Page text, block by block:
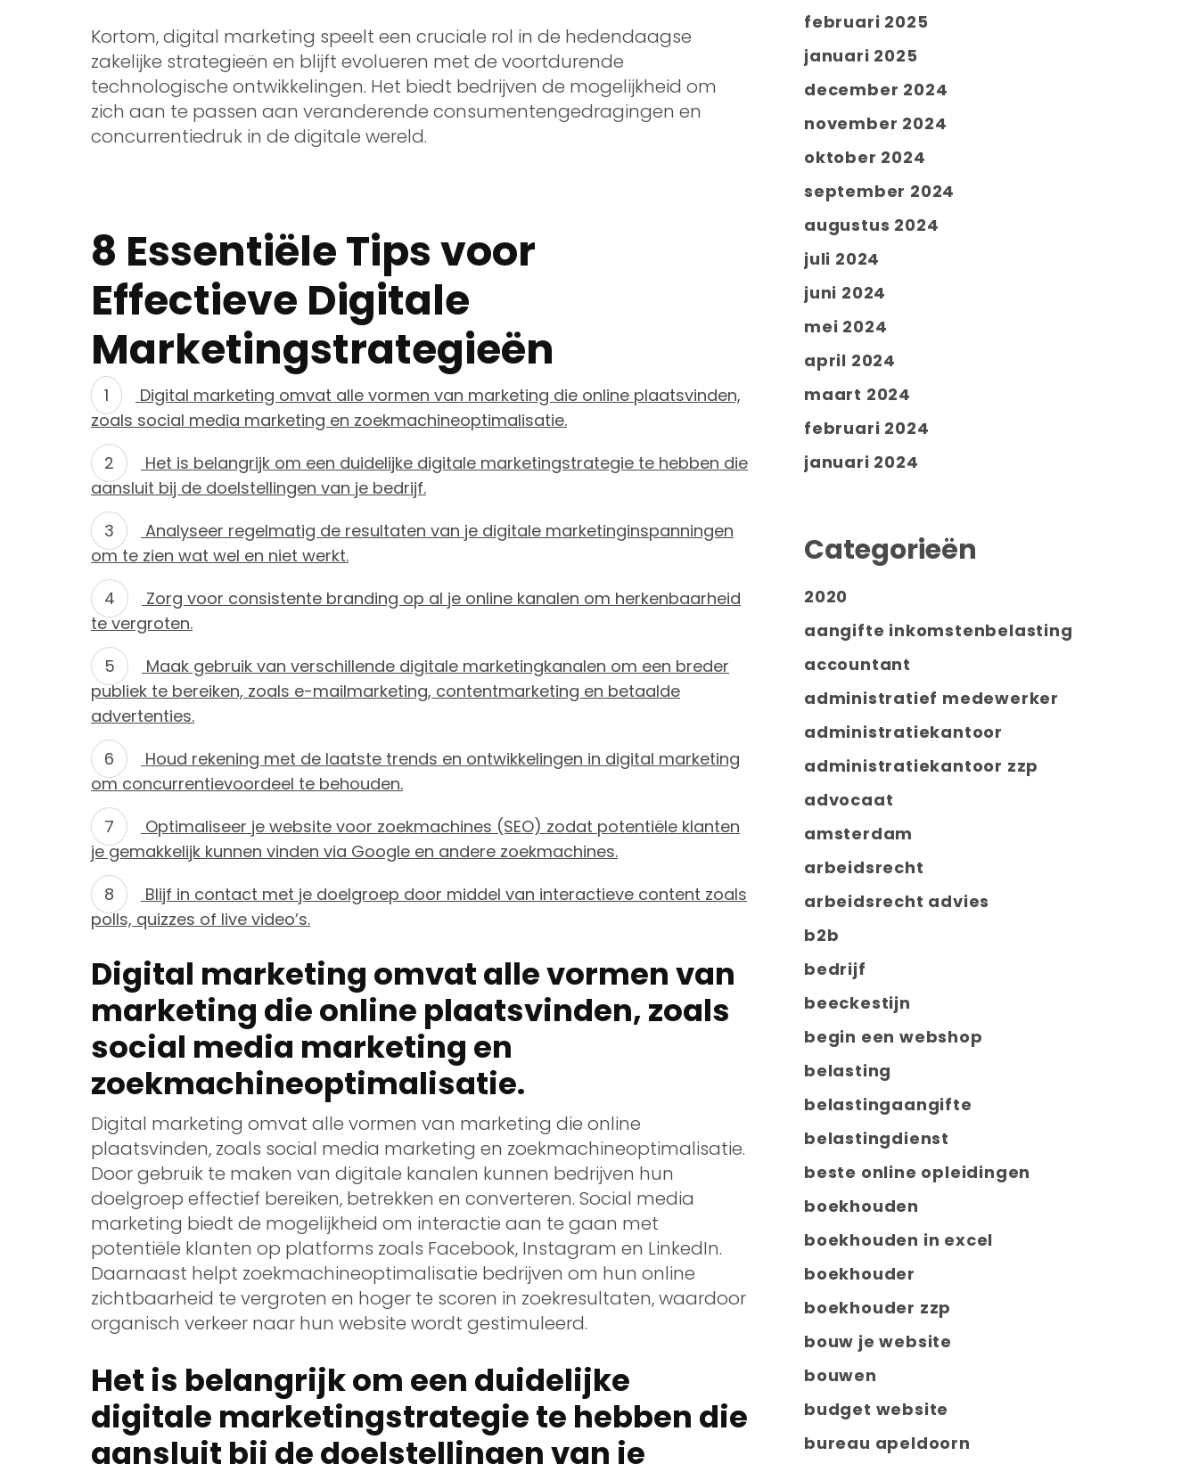
Kortom, digital marketing speelt een cruciale rol in de hedendaagse
zakelijke strategieën en blijft evolueren met de voortdurende
technologische ontwikkelingen. Het biedt bedrijven de mogelijkheid om
zich aan te passen aan veranderende consumentengedragingen en
concurrentiedruk in de digitale wereld.
8 Essentiële Tips voor
Effectieve Digitale
Marketingstrategieën
Digital marketing omvat alle vormen van marketing die online plaatsvinden,
zoals social media marketing en zoekmachineoptimalisatie.
Het is belangrijk om een duidelijke digitale marketingstrategie te hebben die
aansluit bij de doelstellingen van je bedrijf.
Analyseer regelmatig de resultaten van je digitale marketinginspanningen
om te zien wat wel en niet werkt.
Zorg voor consistente branding op al je online kanalen om herkenbaarheid
te vergroten.
Maak gebruik van verschillende digitale marketingkanalen om een breder
publiek te bereiken, zoals e-mailmarketing, contentmarketing en betaalde
advertenties.
Houd rekening met de laatste trends en ontwikkelingen in digital marketing
om concurrentievoordeel te behouden.
Optimaliseer je website voor zoekmachines (SEO) zodat potentiële klanten
je gemakkelijk kunnen vinden via Google en andere zoekmachines.
Blijf in contact met je doelgroep door middel van interactieve content zoals
polls, quizzes of live video’s.
Digital marketing omvat alle vormen van
marketing die online plaatsvinden, zoals
social media marketing en
zoekmachineoptimalisatie.
Digital marketing omvat alle vormen van marketing die online
plaatsvinden, zoals social media marketing en zoekmachineoptimalisatie.
Door gebruik te maken van digitale kanalen kunnen bedrijven hun
doelgroep effectief bereiken, betrekken en converteren. Social media
marketing biedt de mogelijkheid om interactie aan te gaan met
potentiële klanten op platforms zoals Facebook, Instagram en LinkedIn.
Daarnaast helpt zoekmachineoptimalisatie bedrijven om hun online
zichtbaarheid te vergroten en hoger te scoren in zoekresultaten, waardoor
organisch verkeer naar hun website wordt gestimuleerd.
Het is belangrijk om een duidelijke
digitale marketingstrategie te hebben die
aansluit bij de doelstellingen van je
februari 2025
januari 2025
december 2024
november 2024
oktober 2024
september 2024
augustus 2024
juli 2024
juni 2024
mei 2024
april 2024
maart 2024
februari 2024
januari 2024
Categorieën
2020
aangifte inkomstenbelasting
accountant
administratief medewerker
administratiekantoor
administratiekantoor zzp
advocaat
amsterdam
arbeidsrecht
arbeidsrecht advies
b2b
bedrijf
beeckestijn
begin een webshop
belasting
belastingaangifte
belastingdienst
beste online opleidingen
boekhouden
boekhouden in excel
boekhouder
boekhouder zzp
bouw je website
bouwen
budget website
bureau apeldoorn